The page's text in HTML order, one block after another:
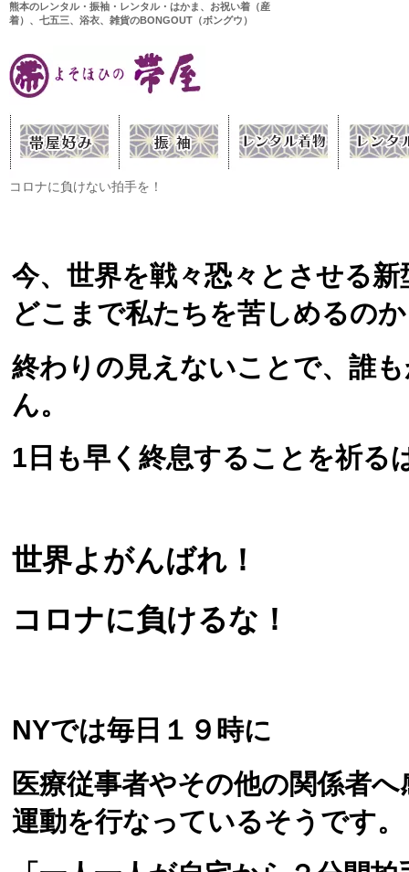
熊本のレンタル・振袖・レンタル・はかま、お祝い着（産
着）、七五三、浴衣、雑貨のBONGOUT（ボングウ）
コロナに負けない拍手を！
今、世界を戦々恐々とさせる
どこまで私たちを苦しめるの
終わりの見えないことで、誰
ん。
1日も早く終息することを祈る
世界よがんばれ！
コロナに負けるな！
NYでは毎日１９時に
医療従事者やその他の関係者
運動を行なっているそうです。